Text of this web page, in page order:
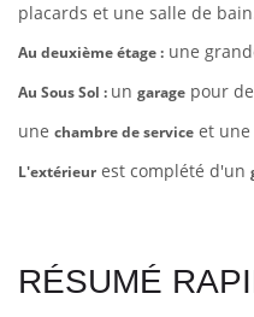
placards et une salle de
Au deuxième étage : une
Au Sous Sol : un garage pour
une chambre de service et une
L'extérieur est complété d'un
RÉSUMÉ